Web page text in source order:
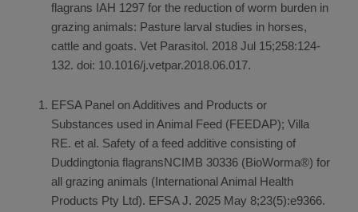
flagrans IAH 1297 for the reduction of worm burden in
grazing animals: Pasture larval studies in horses,
cattle and goats. Vet Parasitol. 2018 Jul 15;258:124-
132. doi: 10.1016/j.vetpar.2018.06.017.
EFSA Panel on Additives and Products or
Substances used in Animal Feed (FEEDAP); Villa
RE. et al. Safety of a feed additive consisting of
Duddingtonia flagransNCIMB 30336 (BioWorma®) for
all grazing animals (International Animal Health
Products Pty Ltd). EFSA J. 2025 May 8;23(5):e9366.